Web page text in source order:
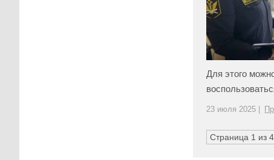
Для этого
23 июля 2025 |
Страница 1 из 4